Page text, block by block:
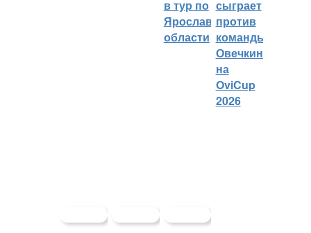
в тур по
Ярославской
области
сыграет
против
команды
Овечкина
на
OviCup
2026